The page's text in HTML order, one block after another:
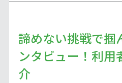
諦めない挑戦で掴
ンタビュー！利用
介